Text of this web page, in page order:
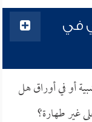
في
أو في أوراق هل
غير طهارة؟